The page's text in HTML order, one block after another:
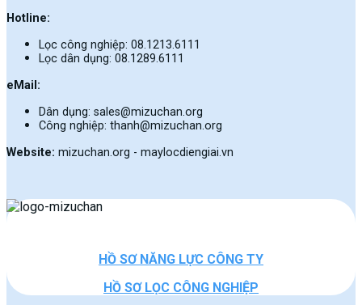
Hotline:
Lọc công nghiệp: 08.1213.6111
Lọc dân dụng: 08.1289.6111
eMail:
Dân dụng: sales@mizuchan.org
Công nghiệp: thanh@mizuchan.org
Website: mizuchan.org - maylocdiengiai.vn
HỒ SƠ NĂNG LỰC CÔNG TY
HỒ SƠ LỌC CÔNG NGHIỆP